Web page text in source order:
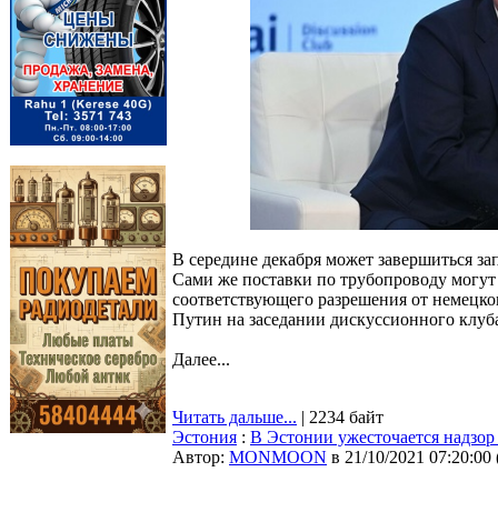
В середине декабря может завершиться
Сами же поставки по трубопроводу
соответствующего разрешения от
Путин на заседании дискуссионного
Далее...
Читать дальше... | 2234 байт
Эстония : В Эстонии ужесточается
Автор: MONMOON в 21/10/2021 07:20:00